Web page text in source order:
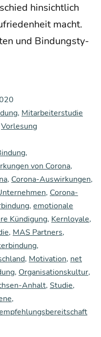
hin­sicht­lich
macht.
und Bin­dungs­ty­
, Mitarbeiterstudie
Vorlesung
,
von Corona,
, Corona-Auswirkungen,
, Corona-
, emotionale
Kündigung, Kernloyale,
, MAS Partners,
,
, Motivation, net
, Organisationskultur,
Anhalt, Studie,
,